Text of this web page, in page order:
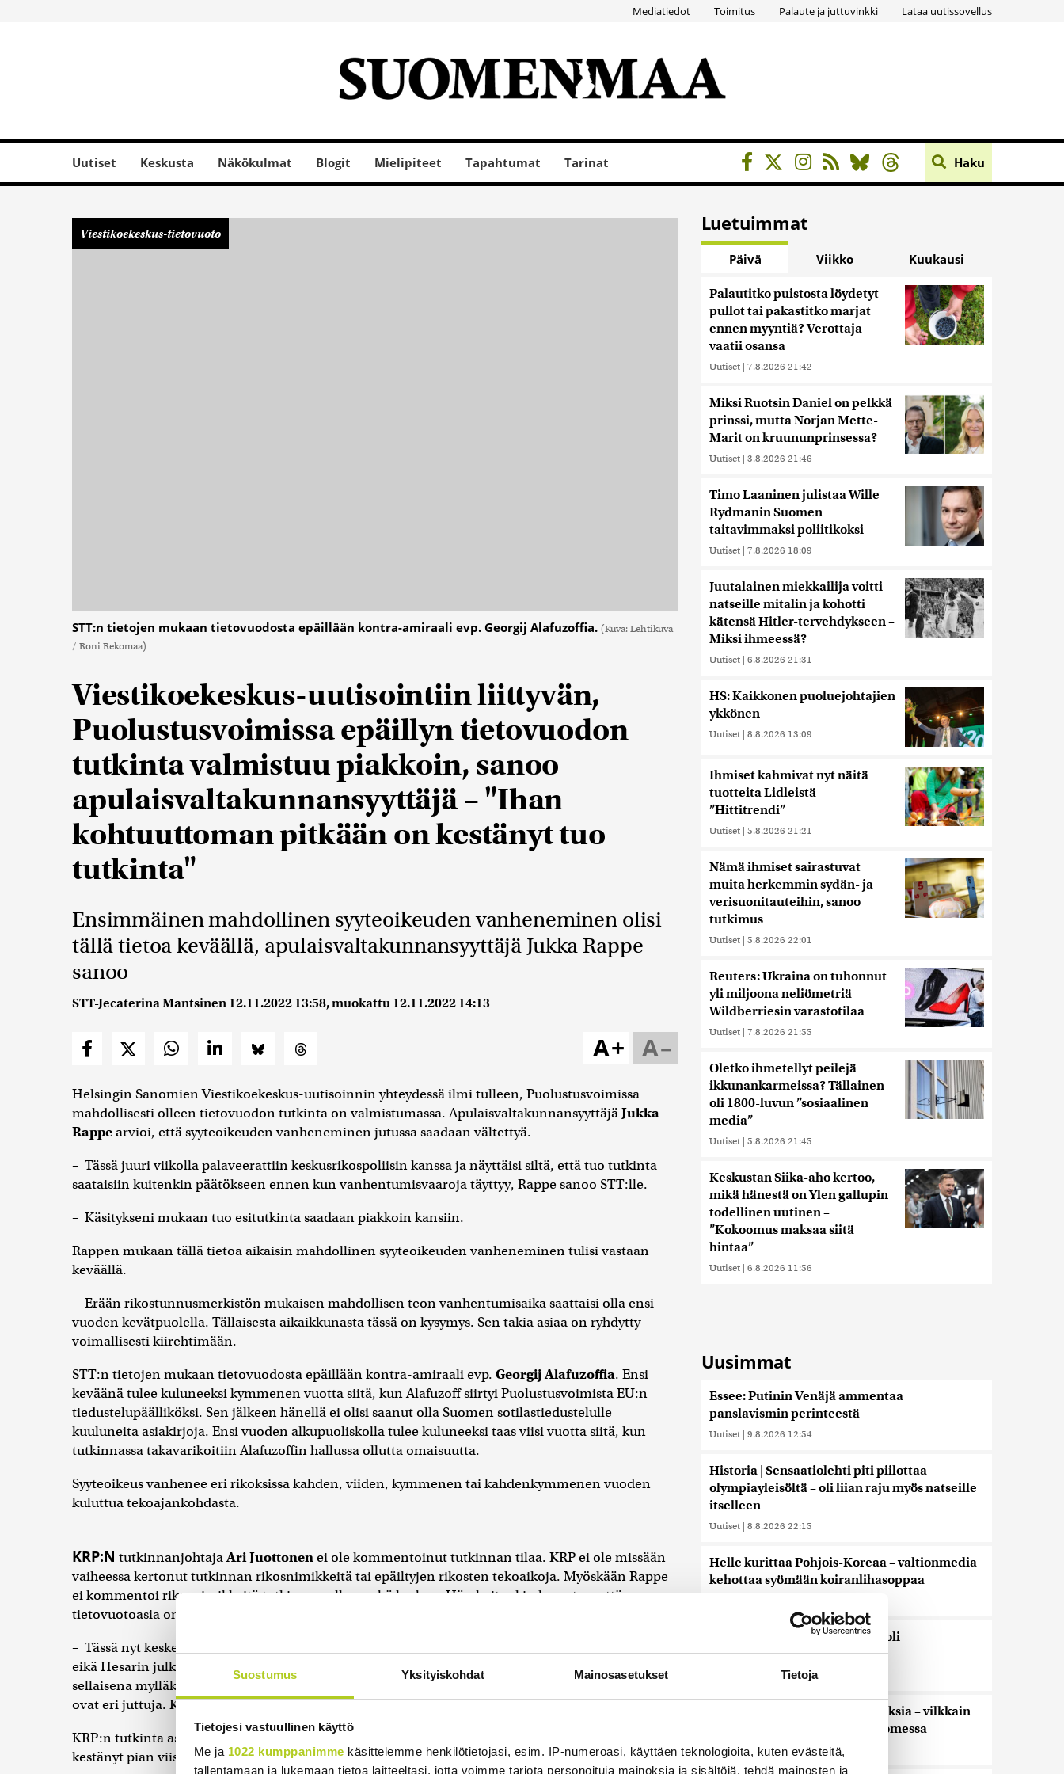
Suostumus Yksityiskohdat Mainosasetukset Tietoja
Tietojesi vastuullinen käyttö
Me ja 1022 kumppanimme käsittelemme henkilötietojasi, esim. IP-numeroasi, käyttäen teknologioita, kuten evästeitä,
tallentamaan ja lukemaan tietoa laitteeltasi, jotta voimme tarjota personoituja mainoksia ja sisältöjä, tehdä mainosten ja
Mediatiedot Toimitus Palaute ja juttuvinkki Lataa uutissovellus
Uutiset Keskusta Näkökulmat Blogit Mielipiteet Tapahtumat Tarinat Haku
Viestikoekeskus-tietovuoto
STT:n tietojen mukaan tietovuodosta epäillään kontra-amiraali evp. Georgij Alafuzoffia. (Kuva: Lehtikuva
/ Roni Rekomaa)
Viestikoekeskus-uutisointiin liittyvän,
Puolustusvoimissa epäillyn tietovuodon
tutkinta valmistuu piakkoin, sanoo
apulaisvaltakunnansyyttäjä – "Ihan
kohtuuttoman pitkään on kestänyt tuo
tutkinta"
Ensimmäinen mahdollinen syyteoikeuden vanheneminen olisi
tällä tietoa keväällä, apulaisvaltakunnansyyttäjä Jukka Rappe
sanoo
STT-Jecaterina Mantsinen 12.11.2022 13:58, muokattu 12.11.2022 14:13
A–
A+
Helsingin Sanomien Viestikoekeskus-uutisoinnin yhteydessä ilmi tulleen, Puolustusvoimissa
mahdollisesti olleen tietovuodon tutkinta on valmistumassa. ApulaisvaltakunnansyyttäjäJukka
Rappearvioi, että syyteoikeuden vanheneminen jutussa saadaan vältettyä.
– Tässä juuri viikolla palaveerattiin keskusrikospoliisin kanssa ja näyttäisi siltä, että tuo tutkinta
saataisiin kuitenkin päätökseen ennen kun vanhentumisvaaroja täyttyy, Rappe sanoo STT:lle.
– Käsitykseni mukaan tuo esitutkinta saadaan piakkoin kansiin.
Rappen mukaan tällä tietoa aikaisin mahdollinen syyteoikeuden vanheneminen tulisi vastaan
keväällä.
– Erään rikostunnusmerkistön mukaisen mahdollisen teon vanhentumisaika saattaisi olla ensi
vuoden kevätpuolella. Tällaisesta aikaikkunasta tässä on kysymys. Sen takia asiaa on ryhdytty
voimallisesti kiirehtimään.
STT:n tietojen mukaan tietovuodosta epäillään kontra-amiraali evp. Georgij Alafuzoffia. Ensi
keväänä tulee kuluneeksi kymmenen vuotta siitä, kun Alafuzoff siirtyi Puolustusvoimista EU:n
tiedustelupäälliköksi. Sen jälkeen hänellä ei olisi saanut olla Suomen sotilastiedustelulle
kuuluneita asiakirjoja. Ensi vuoden alkupuoliskolla tulee kuluneeksi taas viisi vuotta siitä, kun
tutkinnassa takavarikoitiin Alafuzoffin hallussa ollutta omaisuutta.
Syyteoikeus vanhenee eri rikoksissa kahden, viiden, kymmenen tai kahdenkymmenen vuoden
kuluttua tekoajankohdasta.
KRP:N tutkinnanjohtajaAri Juottonenei ole kommentoinut tutkinnan tilaa. KRP ei ole missään
vaiheessa kertonut tutkinnan rikosnimikkeitä tai epäiltyjen rikosten tekoaikoja. Myöskään Rappe
ei kommentoi rikosnimikkeitä tutkinnan ollessa yhä kesken. Hän kuitenkin korostaa, että
tietovuotoasia on Helsingin Sanomien toimittajia koskevasta rikosasiasta erillinen tutkinta.
– Tässä nyt kesken olevassa tutkinnassa ei ole ollenkaan kyse Hesarin toimittajien menettelystä
eikä Hesarin julkaisemista tiedoista. Tutkinnan alkuvaiheessa nämä kaksi asiaa oli keskenään
sellaisena mylläkkänä ennen kuin ne ymmärrettiin selkeästi erottaa eri jutuiksi, koska ne selvästi
ovat eri juttuja. Kyse on eri henkilöiden eri aikoina tekemiksi epäillyistä ihan eri rikoksista.
KRP:n tutkinta asiassa alkoi samoihin aikoihin kuin HS:n toimittajia koskeva tutkinta, eli se on
kestänyt pian viisi vuotta. Rappe katsoo, että tutkinta on ollut kohtuuttoman pitkä.
Luetuimmat
Päivä Viikko Kuukausi
Palautitko puistosta löydetyt
pullot tai pakastitko marjat
ennen myyntiä? Verottaja
vaatii osansa
Uutiset | 7.8.2026 21:42
Miksi Ruotsin Daniel on pelkkä
prinssi, mutta Norjan Mette-
Marit on kruununprinsessa?
Uutiset | 3.8.2026 21:46
Timo Laaninen julistaa Wille
Rydmanin Suomen
taitavimmaksi poliitikoksi
Uutiset | 7.8.2026 18:09
Juutalainen miekkailija voitti
natseille mitalin ja kohotti
kätensä Hitler-tervehdykseen –
Miksi ihmeessä?
Uutiset | 6.8.2026 21:31
HS: Kaikkonen puoluejohtajien
ykkönen
Uutiset | 8.8.2026 13:09
Ihmiset kahmivat nyt näitä
tuotteita Lidleistä –
”Hittitrendi”
Uutiset | 5.8.2026 21:21
Nämä ihmiset sairastuvat
muita herkemmin sydän- ja
verisuonitauteihin, sanoo
tutkimus
Uutiset | 5.8.2026 22:01
Reuters: Ukraina on tuhonnut
yli miljoona neliömetriä
Wildberriesin varastotilaa
Uutiset | 7.8.2026 21:55
Oletko ihmetellyt peilejä
ikkunankarmeissa? Tällainen
oli 1800-luvun ”sosiaalinen
media”
Uutiset | 5.8.2026 21:45
Keskustan Siika-aho kertoo,
mikä hänestä on Ylen gallupin
todellinen uutinen –
”Kokoomus maksaa siitä
hintaa”
Uutiset | 6.8.2026 11:56
Uusimmat
Essee: Putinin Venäjä ammentaa
panslavismin perinteestä
Uutiset | 9.8.2026 12:54
Historia | Sensaatiolehti piti piilottaa
olympiayleisöltä – oli liian raju myös natseille
itselleen
Uutiset | 8.8.2026 22:15
Helle kurittaa Pohjois-Koreaa – valtionmedia
kehottaa syömään koiranlihasoppaa
WSJ: Saksassa löytynyt drooni oli
todennäköisesti venäläinen
8.8.2026 16:19
Sikarutto tuo metsästysrajoituksia – vilkkain
metsästyskausi käynnistyy Suomessa
Uutiset | 8.8.2026 15:00